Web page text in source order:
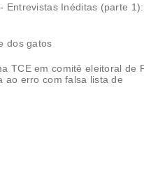
Entrevistas Inéditas (parte
dos gatos
TCE em comitê eleitoral de
ao erro com falsa lista de